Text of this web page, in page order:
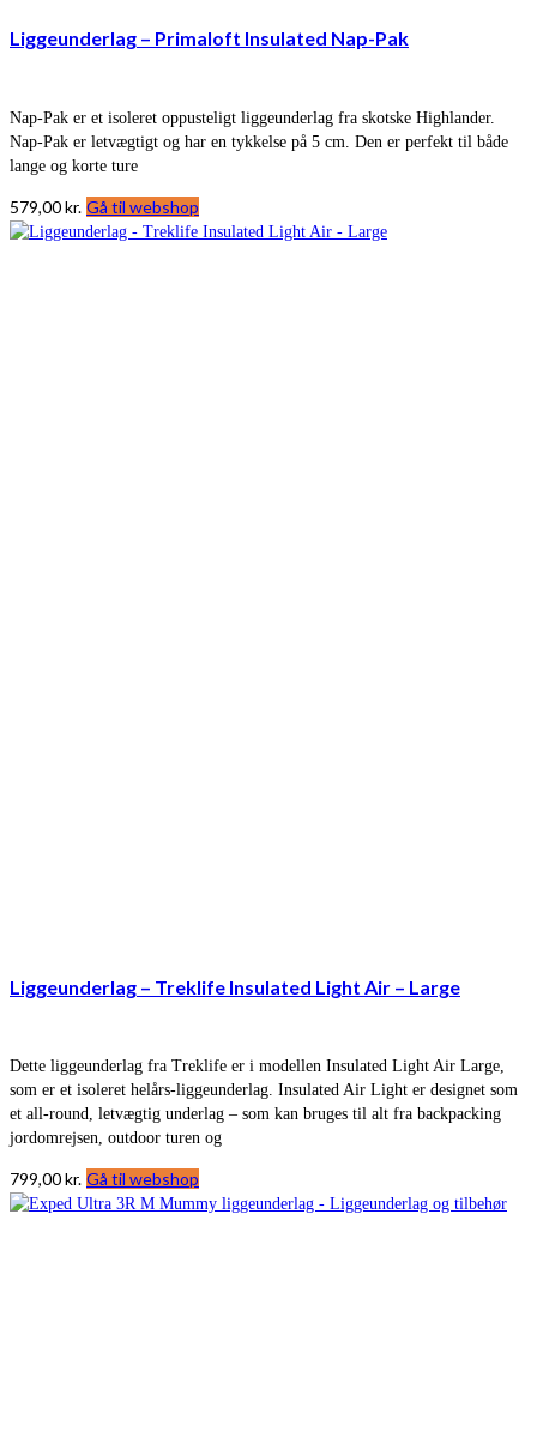
Liggeunderlag – Primaloft Insulated Nap-Pak
Nap-Pak er et isoleret oppusteligt liggeunderlag fra skotske Highlander.
Nap-Pak er letvægtigt og har en tykkelse på 5 cm. Den er perfekt til både
lange og korte ture
579,00kr. Gå til webshop
Liggeunderlag – Treklife Insulated Light Air – Large
Dette liggeunderlag fra Treklife er i modellen Insulated Light Air Large,
som er et isoleret helårs-liggeunderlag. Insulated Air Light er designet som
et all-round, letvægtig underlag – som kan bruges til alt fra backpacking
jordomrejsen, outdoor turen og
799,00kr. Gå til webshop